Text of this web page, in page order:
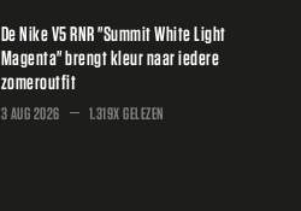
De Nike V5 RNR "Summit White Light
Magenta" brengt kleur naar iedere
zomeroutfit
3 AUG 2026 1.319X GELEZEN